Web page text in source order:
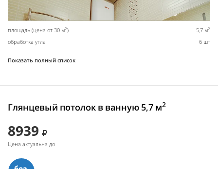
площадь (цена от 30 м2) 5,7 м2
обработка угла 6 шт
Показать полный список
Глянцевый потолок в ванную 5,7 м2
8939
Цена актуальна до